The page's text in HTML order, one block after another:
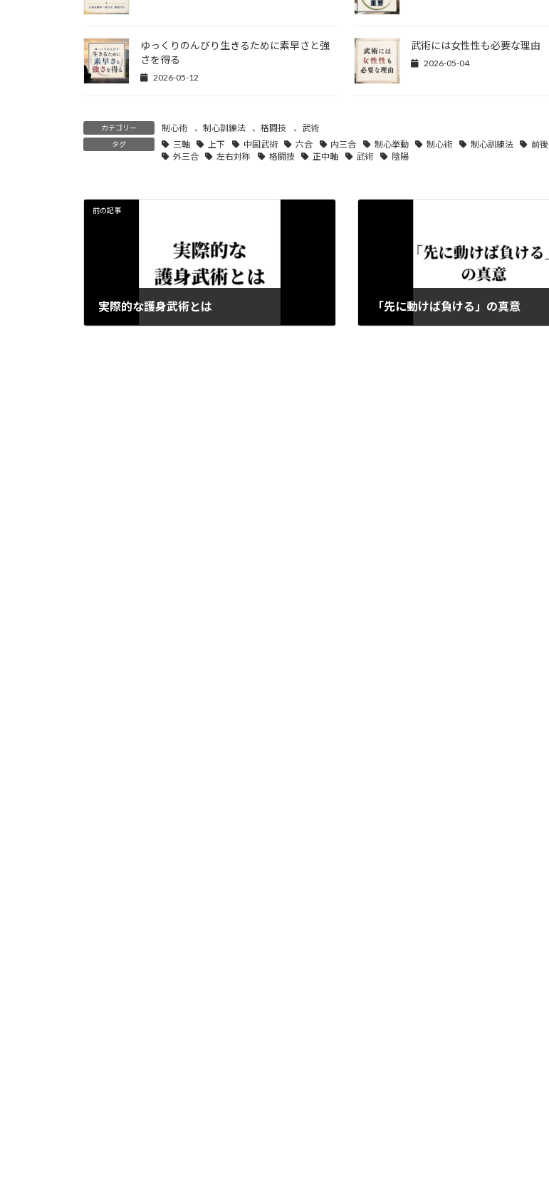
ゆっくりのんびり生きるために素早さと強
さを得る
2026-05-12
武術には女性性も必要な理由
2026-05-04
カテゴリー 制心術 、 制心訓練法 、格闘技 、 武術
タグ 三軸 上下 中国武術 六合 内三合 制心挙動 制心術 制心訓練法 前後
外三合
左右対称 格闘技 正中軸 武術 陰陽
前の記事
実際的な護身武術とは 「先に動けば負ける」の真意